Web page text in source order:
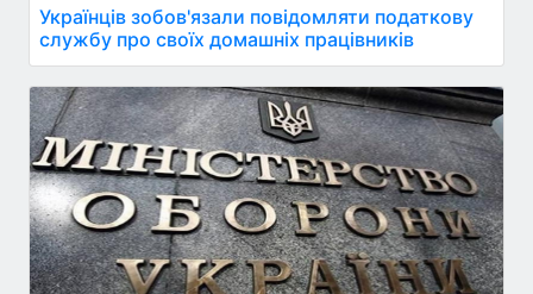
Українців зобов'язали повідомляти податкову
службу про своїх домашніх працівників